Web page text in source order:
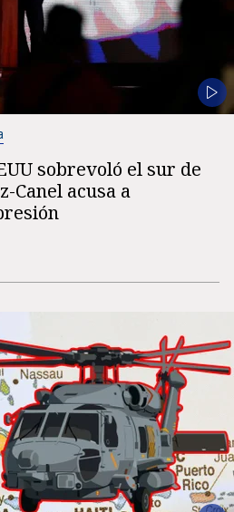
sobrevoló el sur de
Canel acusa a